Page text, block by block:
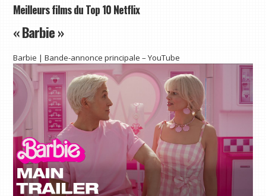
Meilleurs films du Top 10 Netflix
« Barbie »
Barbie | Bande-annonce principale – YouTube